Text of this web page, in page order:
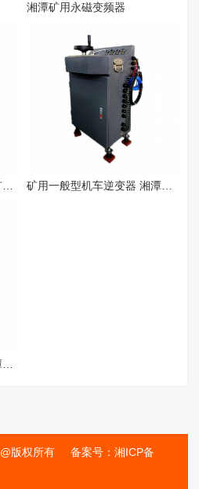
湘潭矿用永磁变频器
@版权所有 备案号： 湘ICP备